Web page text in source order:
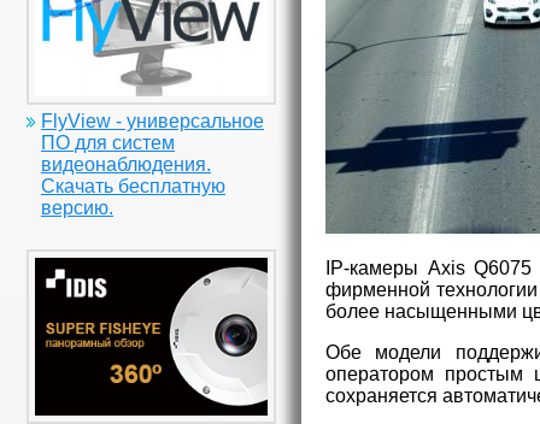
FlyView - универсальное
ПО для систем
видеонаблюдения.
Скачать бесплатную
версию.
IP-камеры Axis Q6075
фирменной
более насыщенными
Обе модели
оператором простым
сохраняется